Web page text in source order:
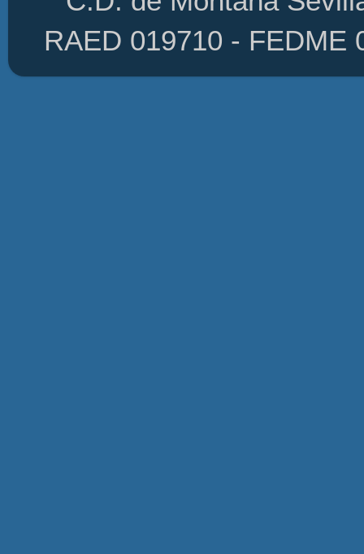
RAED 019710 -